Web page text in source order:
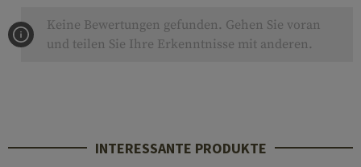
Keine Bewertungen gefunden. Gehen Sie voran
und teilen Sie Ihre Erkenntnisse mit anderen.
INTERESSANTE PRODUKTE